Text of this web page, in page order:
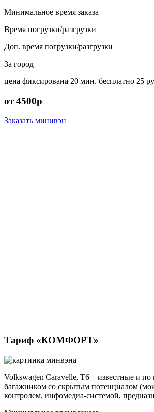
Минимальное время заказа
Время погрузки/разгрузки
Доп. время погрузки/разгрузки
За город
цена фиксирована 20 мин. бесплатно 25
от 4500р
Заказать минивэн
Тариф «КОМФОРТ»
Volkswagen Caravelle, Т6 – известные и
багажником со скрытым потенциалом
контролем, инфомедиа-системой,